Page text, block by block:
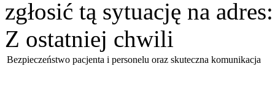
zgłosić tą sytuację na
Z ostatniej chwili
Bezpieczeństwo pacjenta i personelu oraz skuteczna komunikacja